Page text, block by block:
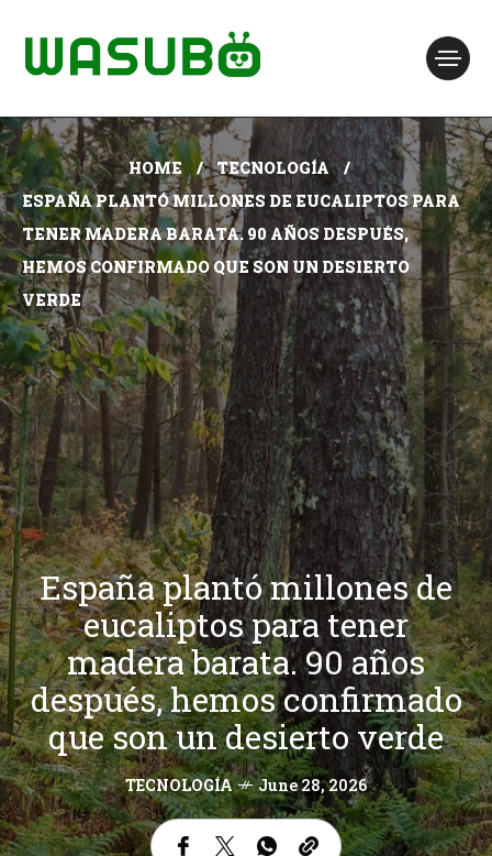
HOME
TECNOLOGÍA
ESPAÑA PLANTÓ MILLONES DE EUCALIPTOS PARA
TENER MADERA BARATA. 90 AÑOS DESPUÉS,
HEMOS CONFIRMADO QUE SON UN DESIERTO
VERDE
España plantó millones de
eucaliptos para tener
madera barata. 90 años
después, hemos confirmado
que son un desierto verde
TECNOLOGÍA June 28, 2026